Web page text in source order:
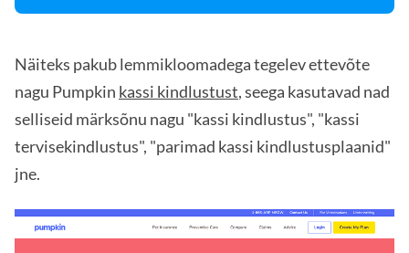
Näiteks pakub lemmikloomadega tegelev ettevõte
nagu Pumpkin kassi kindlustust, seega kasutavad nad
selliseid märksõnu nagu "kassi kindlustus", "kassi
tervisekindlustus", "parimad kassi kindlustusplaanid"
jne.